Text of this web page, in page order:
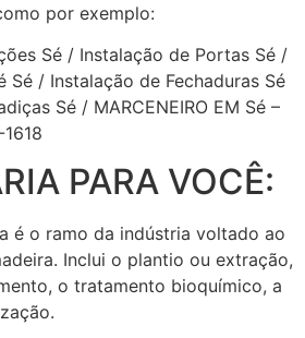
por exemplo:
Sé / Instalação de Portas Sé /
Sé / Instalação de Fechaduras Sé
Sé / MARCENEIRO EM Sé –
PARA VOCÊ:
é o ramo da indústria voltado ao
Inclui o plantio ou extração,
o tratamento bioquímico, a